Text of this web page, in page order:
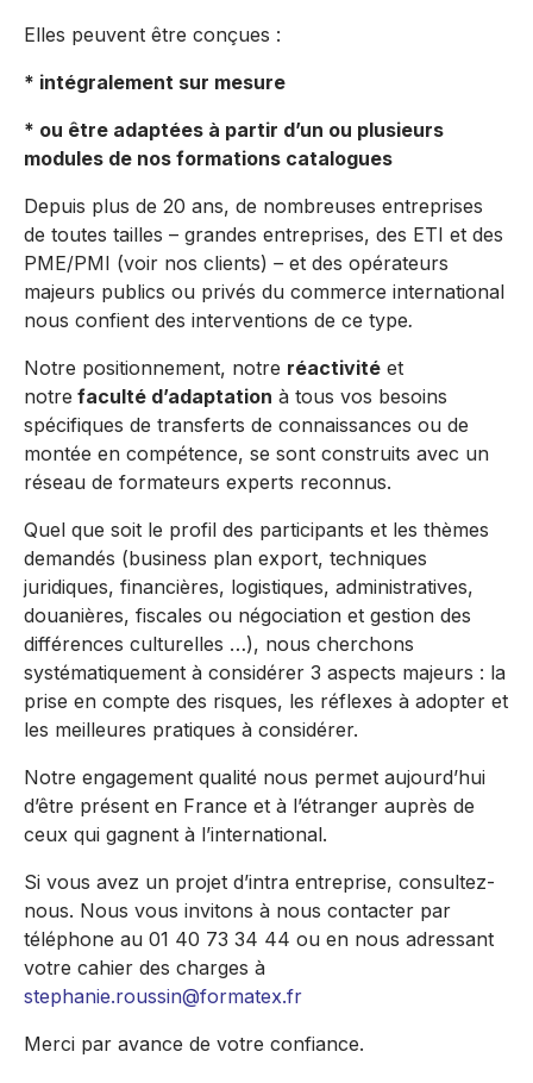
Elles peuvent être conçues :
* intégralement sur mesure
* ou être adaptées à partir d’un ou plusieurs
modules de nos formations catalogues
Depuis plus de 20 ans, de nombreuses entreprises
de toutes tailles – grandes entreprises, des ETI et des
PME/PMI (voir nos clients) – et des opérateurs
majeurs publics ou privés du commerce international
nous confient des interventions de ce type.
Notre positionnement, notre réactivité et
notre faculté d’adaptation à tous vos besoins
spécifiques de transferts de connaissances ou de
montée en compétence, se sont construits avec un
réseau de formateurs experts reconnus.
Quel que soit le profil des participants et les thèmes
demandés (business plan export, techniques
juridiques, financières, logistiques, administratives,
douanières, fiscales ou négociation et gestion des
différences culturelles …), nous cherchons
systématiquement à considérer 3 aspects majeurs : la
prise en compte des risques, les réflexes à adopter et
les meilleures pratiques à considérer.
Notre engagement qualité nous permet aujourd’hui
d’être présent en France et à l’étranger auprès de
ceux qui gagnent à l’international.
Si vous avez un projet d’intra entreprise, consultez-
nous. Nous vous invitons à nous contacter par
téléphone au 01 40 73 34 44 ou en nous adressant
votre cahier des charges à
stephanie.roussin@formatex.fr
Merci par avance de votre confiance.